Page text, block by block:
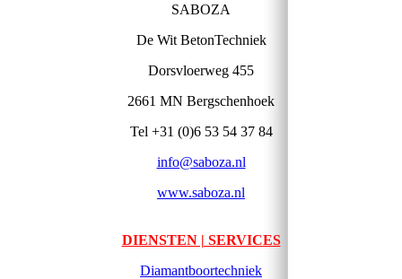
SABOZA
De Wit BetonTechniek
Dorsvloerweg 455
2661 MN Bergschenhoek
Tel +31 (0)6 53 54 37 84
info@saboza.nl
www.saboza.nl
DIENSTEN | SERVICES
Diamantboortechniek